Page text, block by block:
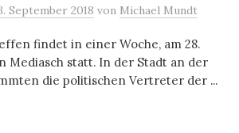
September 2018 von Michael Mundt
findet in einer Woche, am 28.
Mediasch statt. In der Stadt an der
die politischen Vertreter der ...